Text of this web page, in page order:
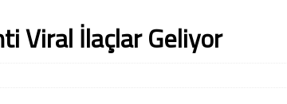
Viral İlaçlar Geliyor